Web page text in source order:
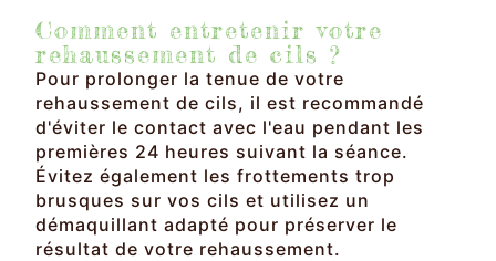
Comment entretenir votre
rehaussement de cils ?
Pour prolonger la tenue de votre
rehaussement de cils, il est recommandé
d'éviter le contact avec l'eau pendant les
premières 24 heures suivant la séance.
Évitez également les frottements trop
brusques sur vos cils et utilisez un
démaquillant adapté pour préserver le
résultat de votre rehaussement.